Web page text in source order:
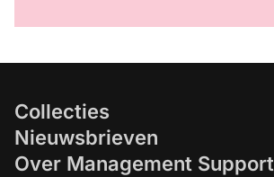
Collecties
Nieuwsbrieven
Over Management Support